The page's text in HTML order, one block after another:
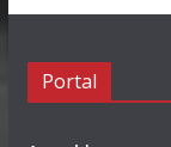
Portal